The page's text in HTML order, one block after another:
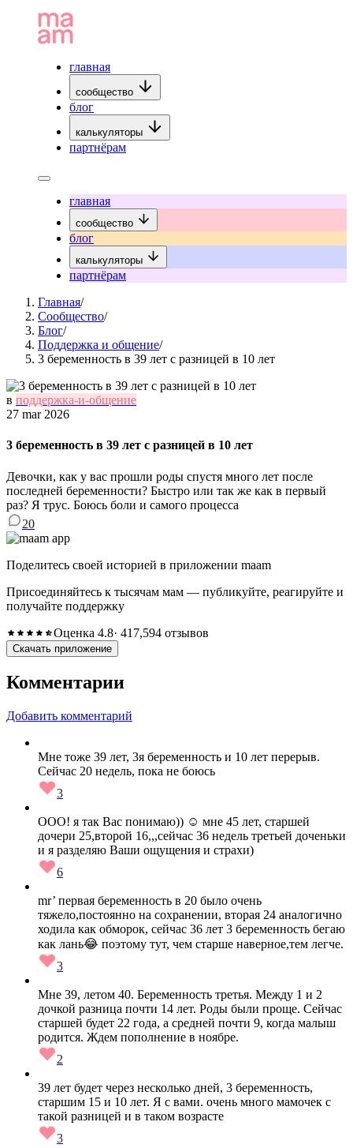
главная
сообщество
блог
калькуляторы
партнёрам
главная
сообщество
блог
калькуляторы
партнёрам
Главная/
Сообщество/
Блог/
Поддержка и общение/
3 беременность в 39 лет с разницей в 10 лет
в поддержка-и-общение
27 mar 2026
3 беременность в 39 лет с разницей в 10 лет
Девочки, как у вас прошли роды спустя много лет после
последней беременности? Быстро или так же как в первый
раз? Я трус. Боюсь боли и самого процесса
20
Поделитесь своей историей в приложении maam
Присоединяйтесь к тысячам мам — публикуйте, реагируйте и
получайте поддержку
Оценка 4.8· 417,594 отзывов
Скачать приложение
Комментарии
Добавить комментарий
Мне тоже 39 лет, 3я беременность и 10 лет перерыв.
Сейчас 20 недель, пока не боюсь
3
ООО! я так Вас понимаю)) ☺ мне 45 лет, старшей
дочери 25,второй 16,,,сейчас 36 недель третьей доченьки
и я разделяю Ваши ощущения и страхи)
6
mr’ первая беременность в 20 было очень
тяжело,постоянно на сохранении, вторая 24 аналогично
ходила как обморок, сейчас 36 лет 3 беременность бегаю
как лань😂 поэтому тут, чем старше наверное,тем легче.
3
Мне 39, летом 40. Беременность третья. Между 1 и 2
дочкой разница почти 14 лет. Роды были проще. Сейчас
старшей будет 22 года, а средней почти 9, когда малыш
родится. Ждем пополнение в ноябре.
2
39 лет будет через несколько дней, 3 беременность,
старшим 15 и 10 лет. Я с вами. очень много мамочек с
такой разницей и в таком возрасте
3